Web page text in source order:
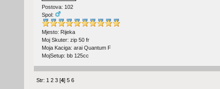
Postova: 102
Spol:
Mjesto: Rijeka
Moj Skuter: zip 50 fr
Moja Kaciga: arai Quantum F
MojSetup: bb 125cc
Str: 1 2 3 [4]5 6